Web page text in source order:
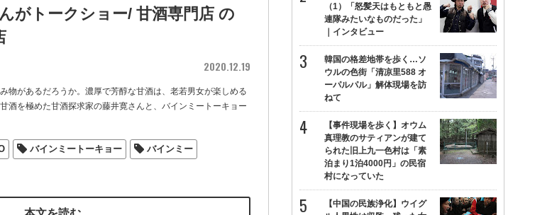
がトークショー/ 甘酒専門店 の
2020.12.19
物があるだろうか。濃厚で芳醇な甘酒は、老若男女が楽しめる
酒を極めた甘酒探求家の藤井寛さんと、バインミートーキョー
バインミートーキョー バインミー
（1）「怒髪天はもともと愚
連隊みたいなものだった」
｜インタビュー
韓国の格差地帯を歩く…ソ
ウルの色街「清凉里588 オ
ーパルパル」解体現場を訪
ねて
【事件現場を歩く】オウム
真理教のサティアンが建て
られた旧上九一色村は「素
泊まり1泊4000円」の民宿
村になっていた
【中国の民族浄化】ウイグ